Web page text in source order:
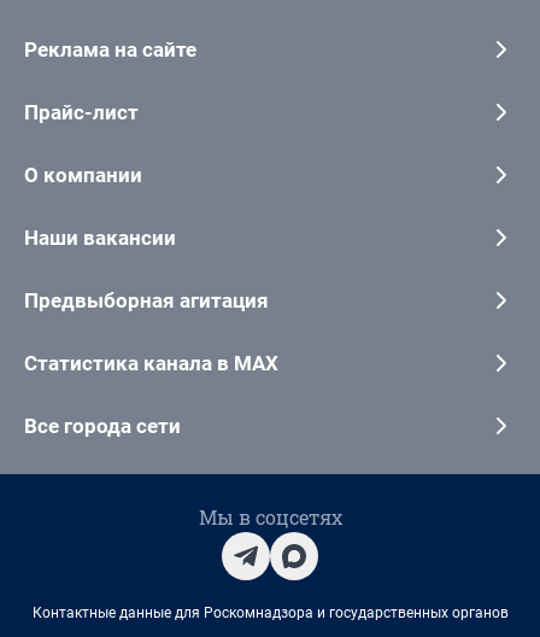
Реклама на сайте
Прайс-лист
О компании
Наши вакансии
Предвыборная агитация
Статистика канала в MAX
Все города сети
Мы в соцсетях
Контактные данные для Роскомнадзора и государственных органов